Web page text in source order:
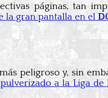
páginas, tan
la gran pantalla en el
peligroso y, sin
a la Liga de